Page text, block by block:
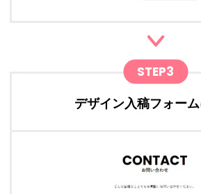
STEP3
デザイン入稿フォー